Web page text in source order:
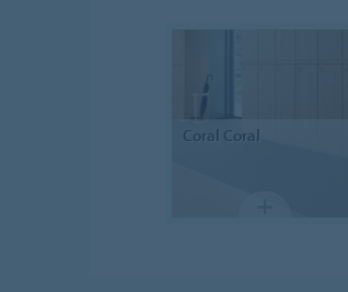
Coral Coral